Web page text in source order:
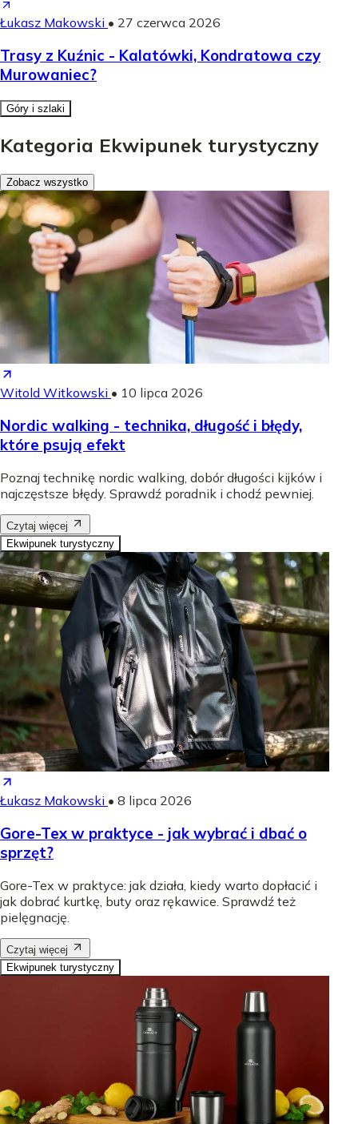
Łukasz Makowski • 27 czerwca 2026
Trasy z Kuźnic - Kalatówki, Kondratowa czy
Murowaniec?
Góry i szlaki
Kategoria Ekwipunek turystyczny
Zobacz wszystko
Witold Witkowski • 10 lipca 2026
Nordic walking - technika, długość i błędy,
które psują efekt
Poznaj technikę nordic walking, dobór długości kijków i
najczęstsze błędy. Sprawdź poradnik i chodź pewniej.
Czytaj więcej
Ekwipunek turystyczny
Łukasz Makowski • 8 lipca 2026
Gore-Tex w praktyce - jak wybrać i dbać o
sprzęt?
Gore-Tex w praktyce: jak działa, kiedy warto dopłacić i
jak dobrać kurtkę, buty oraz rękawice. Sprawdź też
pielęgnację.
Czytaj więcej
Ekwipunek turystyczny